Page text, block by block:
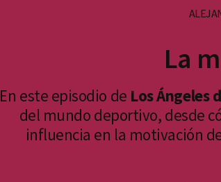
La
En este episodio de Los Ángeles
del mundo deportivo, desde
influencia en la motivación